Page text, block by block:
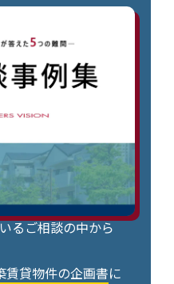
るご相談の中から
賃貸物件の企画書に